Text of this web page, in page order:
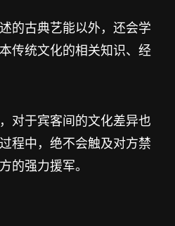
的古典艺能以外，还会学
传统文化的相关知识、经
对于宾客间的文化差异也
程中，绝不会触及对方禁
的强力援军。